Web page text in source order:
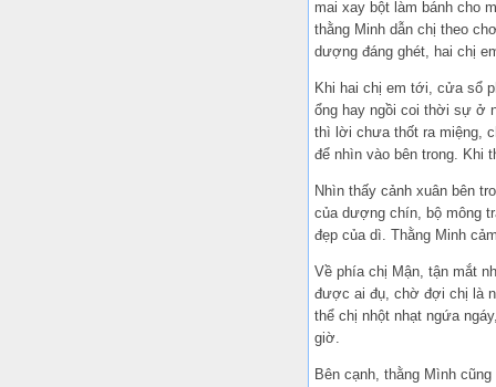
mai xay bột làm bánh cho
thằng Minh dẫn chị theo
dượng đáng ghét, hai chị
Khi hai chị em tới, cửa sổ
ổng hay ngồi coi thời sự ở
thì lời chưa thốt ra miệng,
để nhìn vào bên trong. Khi
Nhìn thấy cảnh xuân bên
của dượng chín, bộ mông
đẹp của dì. Thằng Minh
Về phía chị Mận, tận mắt
được ai đụ, chờ đợi chị là
thể chị nhột nhạt ngứa
giờ.
Bên cạnh, thằng Mình